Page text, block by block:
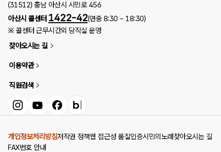
(31512) 충남 아산시 시민로 456
아산시 콜센터 1422-42(연중 8:30 ~ 18:30)
※ 콜센터 근무시간외 당직실 운영
찾아오시는 길
이용약관
직원검색
인스타그램
유튜브 페이스북블로그
개인정보처리방침저작권 정책웹 접근성 품질인증시민의노래찾아오시는 길
FAX번호 안내